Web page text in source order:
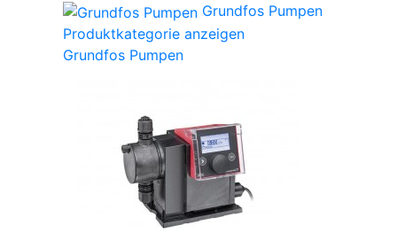
Grundfos Pumpen
Produktkategorie anzeigen
Grundfos Pumpen